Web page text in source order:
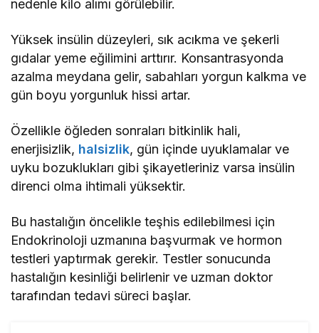
nedenle kilo alımı görülebilir.
Yüksek insülin düzeyleri, sık acıkma ve şekerli
gıdalar yeme eğilimini arttırır. Konsantrasyonda
azalma meydana gelir, sabahları yorgun kalkma ve
gün boyu yorgunluk hissi artar.
Özellikle öğleden sonraları bitkinlik hali,
enerjisizlik, halsizlik, gün içinde uyuklamalar ve
uyku bozuklukları gibi şikayetleriniz varsa insülin
direnci olma ihtimali yüksektir.
Bu hastalığın öncelikle teşhis edilebilmesi için
Endokrinoloji uzmanına başvurmak ve hormon
testleri yaptırmak gerekir. Testler sonucunda
hastalığın kesinliği belirlenir ve uzman doktor
tarafından tedavi süreci başlar.